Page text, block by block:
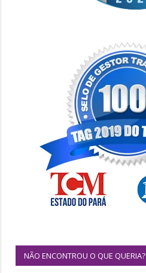
NÃO ENCONTROU O QUE QUERIA?